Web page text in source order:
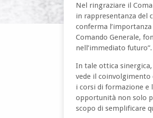
Nel ringraziare il
in rappresentanza del
conferma
Comando Generale,
nell’immediato futuro”.
In tale ottica sinergica,
vede il coinvolgimento
i corsi di formazione e
opportunità non solo
scopo di semplificare